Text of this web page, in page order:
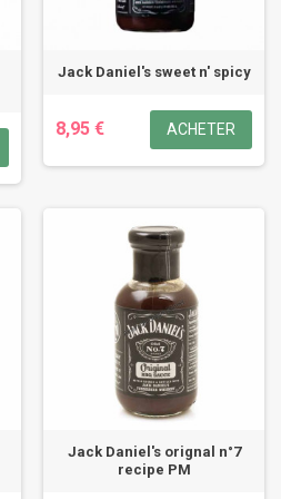
Jack Daniel's sweet n' spicy
8,95 € ACHETER
Jack Daniel's orignal n°7
recipe PM